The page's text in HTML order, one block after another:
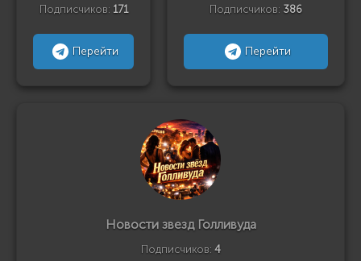
Подписчиков: 171
Перейти
Подписчиков: 386
Перейти
Новости звезд Голливуда
Подписчиков: 4